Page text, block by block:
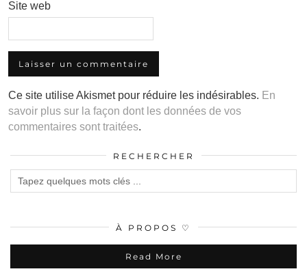
Site web
Ce site utilise Akismet pour réduire les indésirables. En
savoir plus sur la façon dont les données de vos
commentaires sont traitées.
RECHERCHER
À PROPOS ♡
Read More